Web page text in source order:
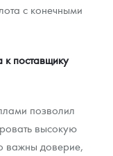
с конечными
к поставщику
позволил
высокую
важны доверие,